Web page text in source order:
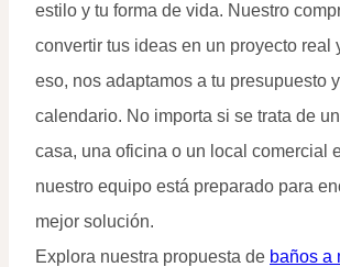
estilo y tu forma de vida. Nuestro
convertir tus ideas en un proyecto real
eso, nos adaptamos a tu presupuesto
calendario. No importa si se trata de
casa, una oficina o un local comercial
nuestro equipo está preparado para
mejor solución.
Explora nuestra propuesta de baños a